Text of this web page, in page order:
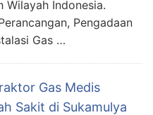
Wilayah Indonesia.
Pengadaan
Gas …
Gas Medis
Sakit di Sukamulya